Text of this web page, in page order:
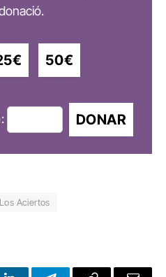
50€
DONAR
Los Aciertos